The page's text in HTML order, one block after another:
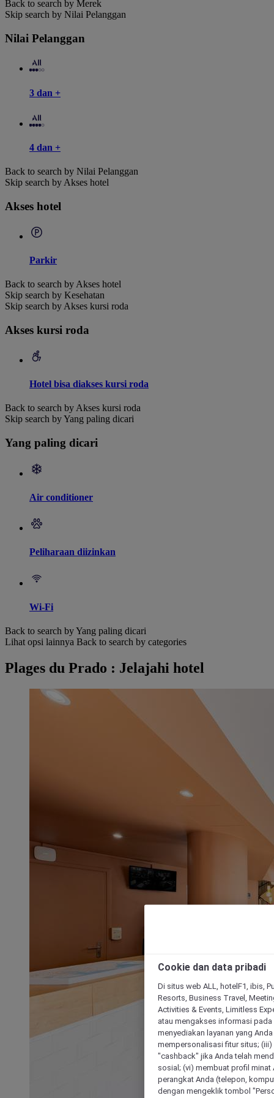
Back to search by Merek
Skip search by Nilai Pelanggan
Nilai Pelanggan
3 dan +
4 dan +
Back to search by Nilai Pelanggan
Skip search by Akses hotel
Akses hotel
Parkir
Back to search by Akses hotel
Skip search by Kesehatan
Skip search by Akses kursi roda
Akses kursi roda
Hotel bisa diakses kursi roda
Back to search by Akses kursi roda
Skip search by Yang paling dicari
Yang paling dicari
Air conditioner
Peliharaan diizinkan
Wi-Fi
Back to search by Yang paling dicari
Lihat opsi lainnya Back to search by categories
Plages du Prado : Jelajahi hotel
Cookie dan data pribadi
Di situs web ALL, hotelF1, ibis,
Resorts, Business Travel,
Activities & Events, Limitless
atau mengakses informasi
menyediakan layanan yang
mempersonalisasi fitur situs;
"cashback" jika Anda telah
sosial; (vi) membuat profil
perangkat Anda (telepon,
dengan mengeklik tombol